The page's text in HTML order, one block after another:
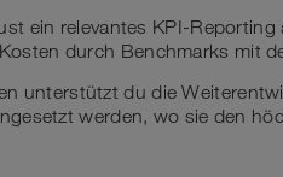
ein relevantes KPI-
durch Benchmarks mit
unterstützt du die
werden, wo sie den